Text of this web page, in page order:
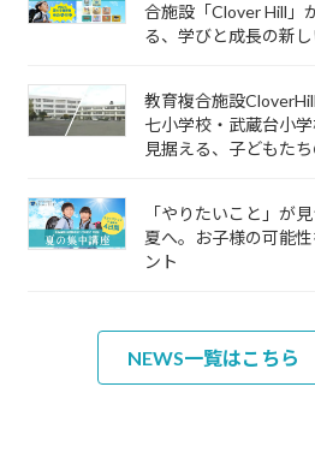
合施設「Clover Hill」
る、学びと成長の新
教育複合施設
七小学校・武蔵台小
見据える、子どもた
「やりたいこと」が
夏へ。お子様の可能
ント
NEWS一覧はこちら